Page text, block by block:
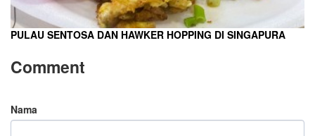
PULAU SENTOSA DAN HAWKER HOPPING DI SINGAPURA
Comment
Nama